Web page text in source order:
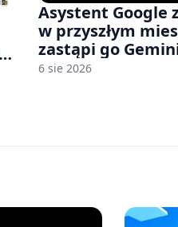
Asystent Google
w przyszłym
zastąpi go
6 sie 2026